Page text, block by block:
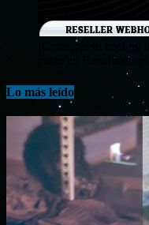
¡Consigue tu hosting
costo en Banahosting!
Lo más leído